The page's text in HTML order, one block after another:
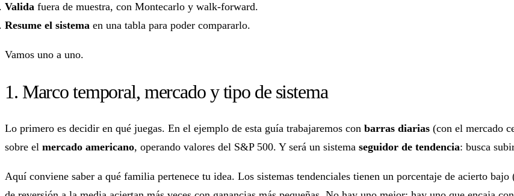
Valida fuera de muestra, con Montecarlo y walk-forward.
Resume el sistema en una tabla para poder compararlo.
Vamos uno a uno.
1. Marco temporal, mercado y tipo de sistema
Lo primero es decidir en qué juegas. En el ejemplo de esta guía trabajaremos con barras diarias (con el mercado
sobre el mercado americano, operando valores del S&P 500. Y será un sistema seguidor de tendencia: busca
Aquí conviene saber a qué familia pertenece tu idea. Los sistemas tendenciales tienen un porcentaje de acierto